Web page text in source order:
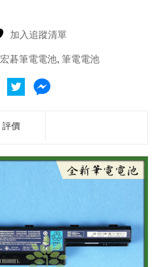
加入追蹤清單
宏碁筆電電池,筆電電池
評價